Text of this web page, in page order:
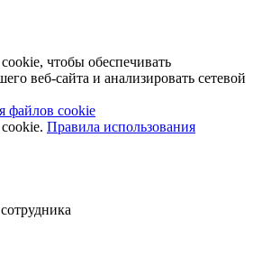
чтобы обеспечивать
веб-сайта и анализировать сетевой
файлов cookie
Правила использования